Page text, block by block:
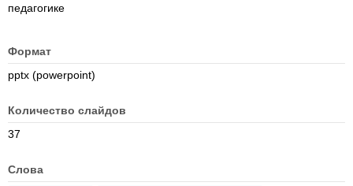
педагогике
Формат
pptx (powerpoint)
Количество слайдов
37
Слова